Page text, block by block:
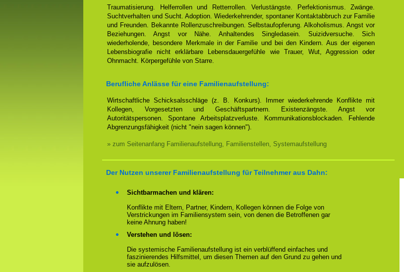
Traumatisierung. Helferrollen und Retterrollen. Verlustängste. Perfektionismus. Zwänge.
Suchtverhalten und Sucht. Adoption. Wiederkehrender, spontaner Kontaktabbruch zur Familie
und Freunden. Bekannte Rollenzuschreibungen. Selbstaufopferung. Alkoholismus. Angst vor
Beziehungen. Angst vor Nähe. Anhaltendes Singledasein. Suizidversuche. Sich
wiederholende, besondere Merkmale in der Familie und bei den Kindern. Aus der eigenen
Lebensbiografie nicht erklärbare Lebensdauergefühle wie Trauer, Wut, Aggression oder
Ohnmacht. Körpergefühle von Starre.
Berufliche Anlässe für eine Familienaufstellung:
Wirtschaftliche Schicksalsschläge (z. B. Konkurs). Immer wiederkehrende Konflikte mit
Kollegen, Vorgesetzten und Geschäftspartnern. Existenzängste. Angst vor
Autoritätspersonen. Spontane Arbeitsplatzverluste. Kommunikationsblockaden. Fehlende
Abgrenzungsfähigkeit (nicht "nein sagen können").
» zum Seitenanfang Familienaufstellung, Familienstellen, Systemaufstellung
Der Nutzen unserer Familienaufstellung für Teilnehmer aus Dahn:
Sichtbarmachen und klären:
Konflikte mit Eltern, Partner, Kindern, Kollegen können die Folge von
Verstrickungen im Familiensystem sein, von denen die Betroffenen gar
keine Ahnung haben!
Verstehen und lösen:
Die systemische Familienaufstellung ist ein verblüffend einfaches und
faszinierendes Hilfsmittel, um diesen Themen auf den Grund zu gehen und
sie aufzulösen.